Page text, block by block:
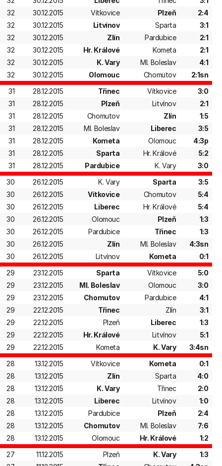
32
30.12.2015 Vítkovice Plzeň
2:4
32
30.12.2015 Litvínov Sparta
3:1
32
30.12.2015 Zlín Pardubice
2:1
32
30.12.2015 Hr. Králové Kometa
2:1
32
30.12.2015 K. Vary Ml. Boleslav
4:1
32
30.12.2015 Olomouc Chomutov
2:1sn
31
28.12.2015 Třinec Vítkovice
3:0
31
28.12.2015 Plzeň Litvínov
2:1
31
28.12.2015 Chomutov Zlín
1:5
31
28.12.2015 Ml. Boleslav Liberec
3:5
31
28.12.2015 Kometa Olomouc
4:3p
31
28.12.2015 Sparta Hr. Králové
5:2
31
28.12.2015 Pardubice K. Vary
3:0
30
26.12.2015 K. Vary Sparta
3:5
30
26.12.2015 Vítkovice Chomutov
5:4
30
26.12.2015 Liberec Hr. Králové
5:4
30
26.12.2015 Olomouc Plzeň
1:3
30
26.12.2015 Pardubice Třinec
1:3
30
26.12.2015 Zlín Ml. Boleslav
4:3sn
30
26.12.2015 Litvínov Kometa
0:1
29
23.12.2015 Sparta Vítkovice
5:0
29
23.12.2015 Ml. Boleslav Olomouc
3:0
29
23.12.2015 Chomutov Pardubice
4:1
29
22.12.2015 Třinec Zlín
3:1
29
22.12.2015 Plzeň Liberec
1:3
29
22.12.2015 Hr. Králové Litvínov
5:1
29
22.12.2015 Kometa K. Vary
3:4sn
28
13.12.2015 Vítkovice Kometa
0:1
28
13.12.2015 Zlín Sparta
4:0
28
13.12.2015 K. Vary Třinec
2:0
28
13.12.2015 Liberec Litvínov
1:0
28
13.12.2015 Pardubice Plzeň
2:4
28
13.12.2015 Chomutov Ml. Boleslav
7:6
28
13.12.2015 Olomouc Hr. Králové
1:2
27
11.12.2015 Plzeň K. Vary
1:3